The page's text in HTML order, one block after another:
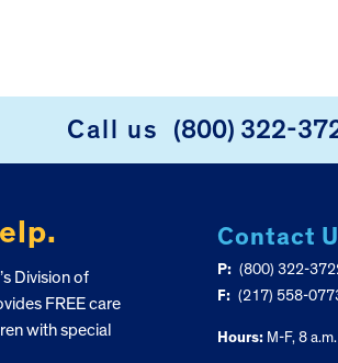
Call us (800) 322-
Division of
FREE care
with special
Contact
P: (800) 322-
F: (217) 558-
Hours:M-F, 8